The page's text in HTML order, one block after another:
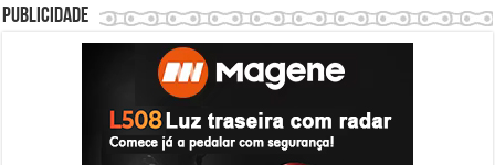
Publicidade